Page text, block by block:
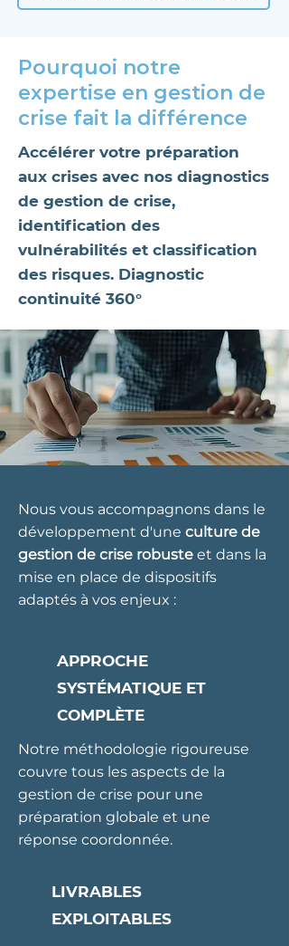
Pourquoi notre
expertise en gestion de
crise fait la différence
Accélérer votre préparation
aux crises avec nos diagnostics
de gestion de crise,
identification des
vulnérabilités et classification
des risques. Diagnostic
continuité 360°
Nous vous accompagnons dans le
développement d'une culture de
gestion de crise robuste et dans la
mise en place de dispositifs
adaptés à vos enjeux :
APPROCHE
SYSTÉMATIQUE ET
COMPLÈTE
Notre méthodologie rigoureuse
couvre tous les aspects de la
gestion de crise pour une
préparation globale et une
réponse coordonnée.
LIVRABLES
EXPLOITABLES